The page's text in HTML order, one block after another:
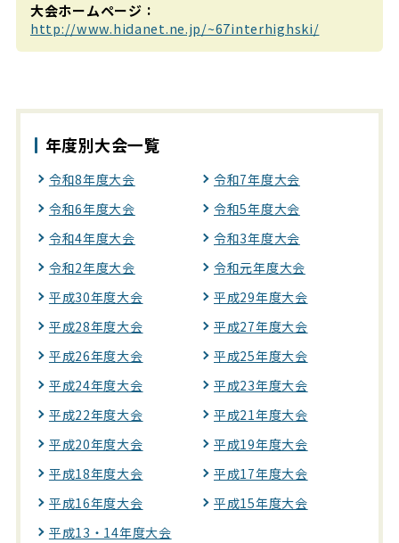
大会ホームページ
http://www.hidanet.ne.jp/~67interhighski/
年度別大会一覧
令和8年度大会
令和7年度大会
令和6年度大会
令和5年度大会
令和4年度大会
令和3年度大会
令和2年度大会
令和元年度大会
平成30年度大会
平成29年度大会
平成28年度大会
平成27年度大会
平成26年度大会
平成25年度大会
平成24年度大会
平成23年度大会
平成22年度大会
平成21年度大会
平成20年度大会
平成19年度大会
平成18年度大会
平成17年度大会
平成16年度大会
平成15年度大会
平成13・14年度大会